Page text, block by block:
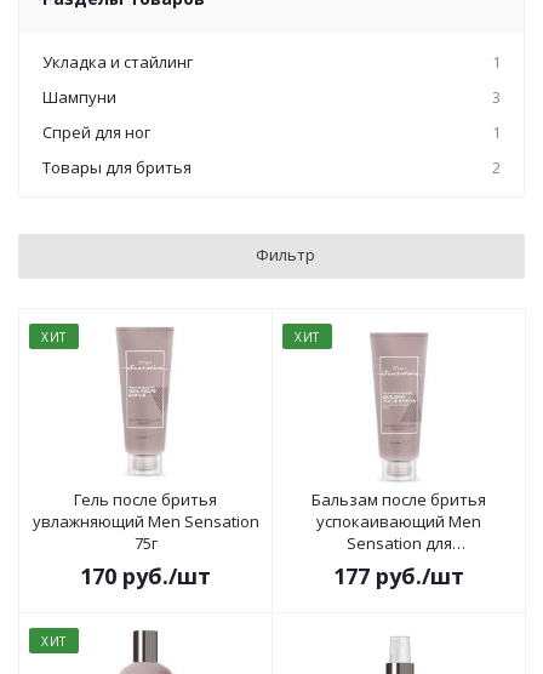
Укладка и стайлинг
1
Шампуни
3
Спрей для ног
1
Товары для бритья
2
Фильтр
ХИТ
Гель после бритья
увлажняющий Men Sensation
75г
170 руб./шт
ХИТ
Бальзам после бритья
успокаивающий Men
Sensation для
чувствительной кожи 75г
177 руб./шт
ХИТ